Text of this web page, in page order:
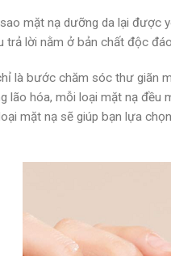
mặt nạ dưỡng da lại được
trả lời nằm ở bản chất độc
là bước chăm sóc thư giãn
lão hóa, mỗi loại mặt nạ
mặt nạ sẽ giúp bạn lựa